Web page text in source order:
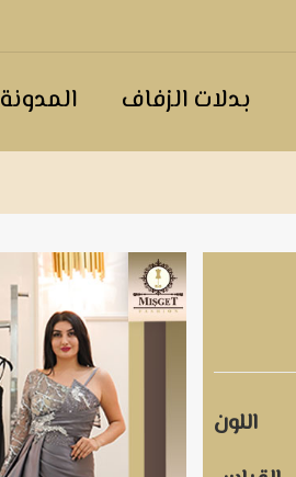
بدلات الزفاف المدونة
اللون